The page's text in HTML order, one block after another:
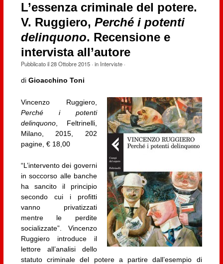
L’essenza criminale del potere.
V. Ruggiero, Perché i potenti
delinquono. Recensione e
intervista all’autore
Pubblicato il28 Ottobre 2015· in Interviste·
di Gioacchino Toni
Vincenzo Ruggiero,
Perché i potenti
delinquono, Feltrinelli,
Milano, 2015, 202
pagine, € 18,00
“L’intervento dei governi
in soccorso alle banche
ha sancito il principio
secondo cui i profitti
vanno privatizzati
mentre le perdite
socializzate”. Vincenzo
Ruggiero introduce il
lettore all’analisi dello
statuto criminale del potere a partire dall’esempio di